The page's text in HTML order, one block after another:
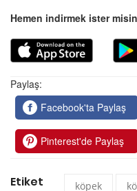
Hemen indirmek ister
Paylaş:
Facebook'ta Paylaş
Pinterest'de Paylaş
Etiket köpek